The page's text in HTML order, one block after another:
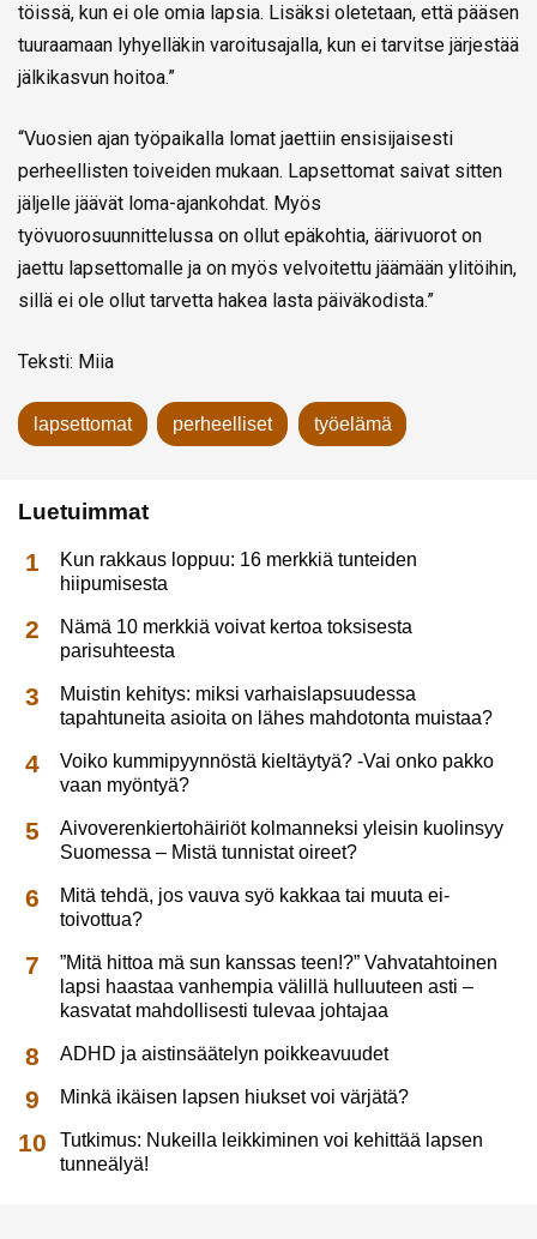
töissä, kun ei ole omia lapsia. Lisäksi oletetaan, että pääsen
tuuraamaan lyhyelläkin varoitusajalla, kun ei tarvitse järjestää
jälkikasvun hoitoa.”
“Vuosien ajan työpaikalla lomat jaettiin ensisijaisesti
perheellisten toiveiden mukaan. Lapsettomat saivat sitten
jäljelle jäävät loma-ajankohdat. Myös
työvuorosuunnittelussa on ollut epäkohtia, äärivuorot on
jaettu lapsettomalle ja on myös velvoitettu jäämään ylitöihin,
sillä ei ole ollut tarvetta hakea lasta päiväkodista.”
Teksti: Miia
lapsettomat perheelliset työelämä
Luetuimmat
Kun rakkaus loppuu: 16 merkkiä tunteiden
hiipumisesta
Nämä 10 merkkiä voivat kertoa toksisesta
parisuhteesta
Muistin kehitys: miksi varhaislapsuudessa
tapahtuneita asioita on lähes mahdotonta muistaa?
Voiko kummipyynnöstä kieltäytyä? -Vai onko pakko
vaan myöntyä?
Aivoverenkiertohäiriöt kolmanneksi yleisin kuolinsyy
Suomessa – Mistä tunnistat oireet?
Mitä tehdä, jos vauva syö kakkaa tai muuta ei-
toivottua?
”Mitä hittoa mä sun kanssas teen!?” Vahvatahtoinen
lapsi haastaa vanhempia välillä hulluuteen asti –
kasvatat mahdollisesti tulevaa johtajaa
ADHD ja aistinsäätelyn poikkeavuudet
Minkä ikäisen lapsen hiukset voi värjätä?
Tutkimus: Nukeilla leikkiminen voi kehittää lapsen
tunneälyä!